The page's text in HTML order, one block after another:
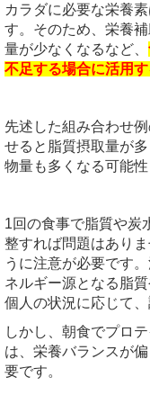
カラダに必要な栄養
す。そのため、栄養
量が少なくなるなど、
不足する場合に活用す
先述した組み合わせ
せると脂質摂取量が
物量も多くなる可能性
1回の食事で脂質や炭
整すれば問題はあり
うに注意が必要です
ネルギー源となる脂
個人の状況に応じて、
しかし、朝食でプロ
は、栄養バランスが
要です。